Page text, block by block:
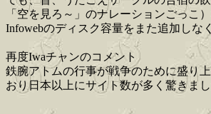
「空を見ろ～」のナレーションごっこ
Infowebのディスク容量をまた追加しな
再度Iwaチャンのコメント
鉄腕アトムの行事が戦争のために盛り
おり日本以上にサイト数が多く驚きまし